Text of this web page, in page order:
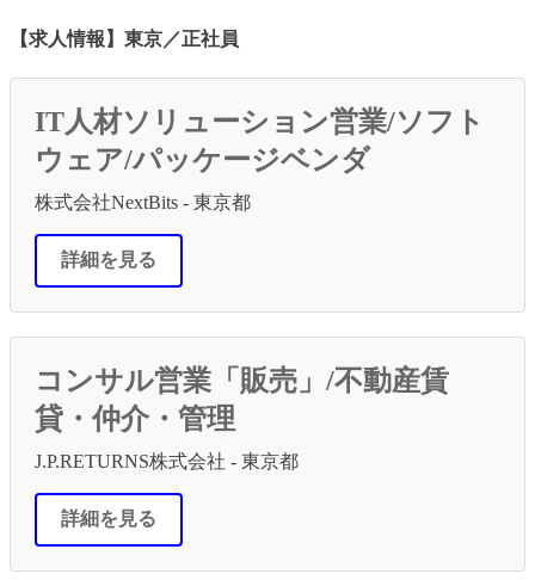
【求人情報】東京／正社員
IT人材ソリューション営業/ソフト
ウェア/パッケージベンダ
株式会社NextBits - 東京都
詳細を見る
コンサル営業「販売」/不動産賃
貸・仲介・管理
J.P.RETURNS株式会社 - 東京都
詳細を見る